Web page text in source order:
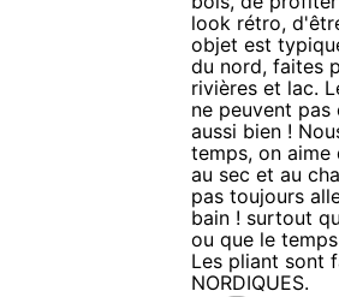
look rétro,
objet est
du nord, faites
rivières et lac.
ne peuvent pas
aussi bien !
temps, on
au sec et au
pas toujours
bain ! surtout
ou que le
Les pliant sont
NORDIQUES.